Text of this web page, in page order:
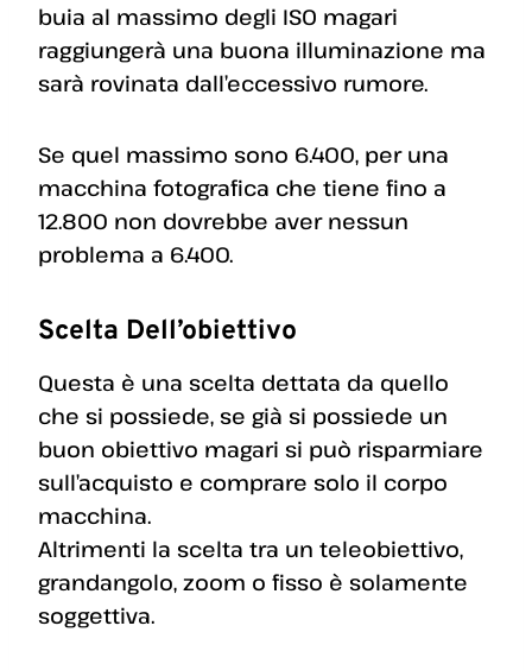
buia al massimo degli ISO magari
raggiungerà una buona illuminazione ma
sarà rovinata dall’eccessivo rumore.
Se quel massimo sono 6.400, per una
macchina fotografica che tiene fino a
12.800 non dovrebbe aver nessun
problema a 6.400.
Scelta Dell’obiettivo
Questa è una scelta dettata da quello
che si possiede, se già si possiede un
buon obiettivo magari si può risparmiare
sull’acquisto e comprare solo il corpo
macchina.
Altrimenti la scelta tra un teleobiettivo,
grandangolo, zoom o fisso è solamente
soggettiva.